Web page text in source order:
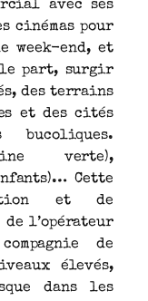
avec ses
cinémas pour
week-end, et
part, surgir
des terrains
et des cités
bucoliques.
verte),
Cette
et de
de l’opérateur
de
élevés,
dans les